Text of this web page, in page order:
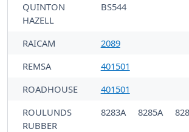
QUINTON
HAZELL
BS544
RAICAM
2089
REMSA
401501
ROADHOUSE
401501
ROULUNDS
RUBBER
8283A 8285A